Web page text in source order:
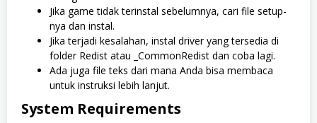
Jika game tidak terinstal sebelumnya, cari file setup-
nya dan instal.
Jika terjadi kesalahan, instal driver yang tersedia di
folder Redist atau _CommonRedist dan coba lagi.
Ada juga file teks dari mana Anda bisa membaca
untuk instruksi lebih lanjut.
System Requirements